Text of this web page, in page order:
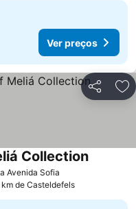
Ver preços
Partilhar
Avenida Sofia
CollectionVer
de Casteldefels